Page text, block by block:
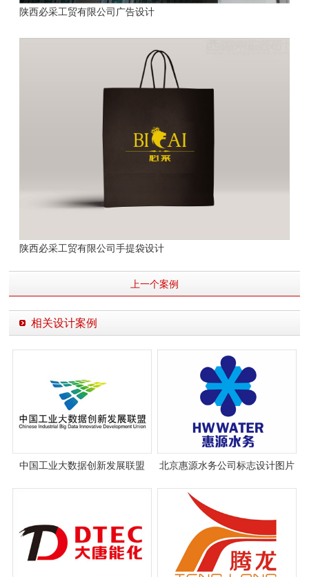
陕西必采工贸有限公司 广告设计
陕西必采工贸有限公司手提袋设计
上一个案例
相关设计案例
中国工业大数据创新发展联盟
北京惠源水务公司标志设计图片